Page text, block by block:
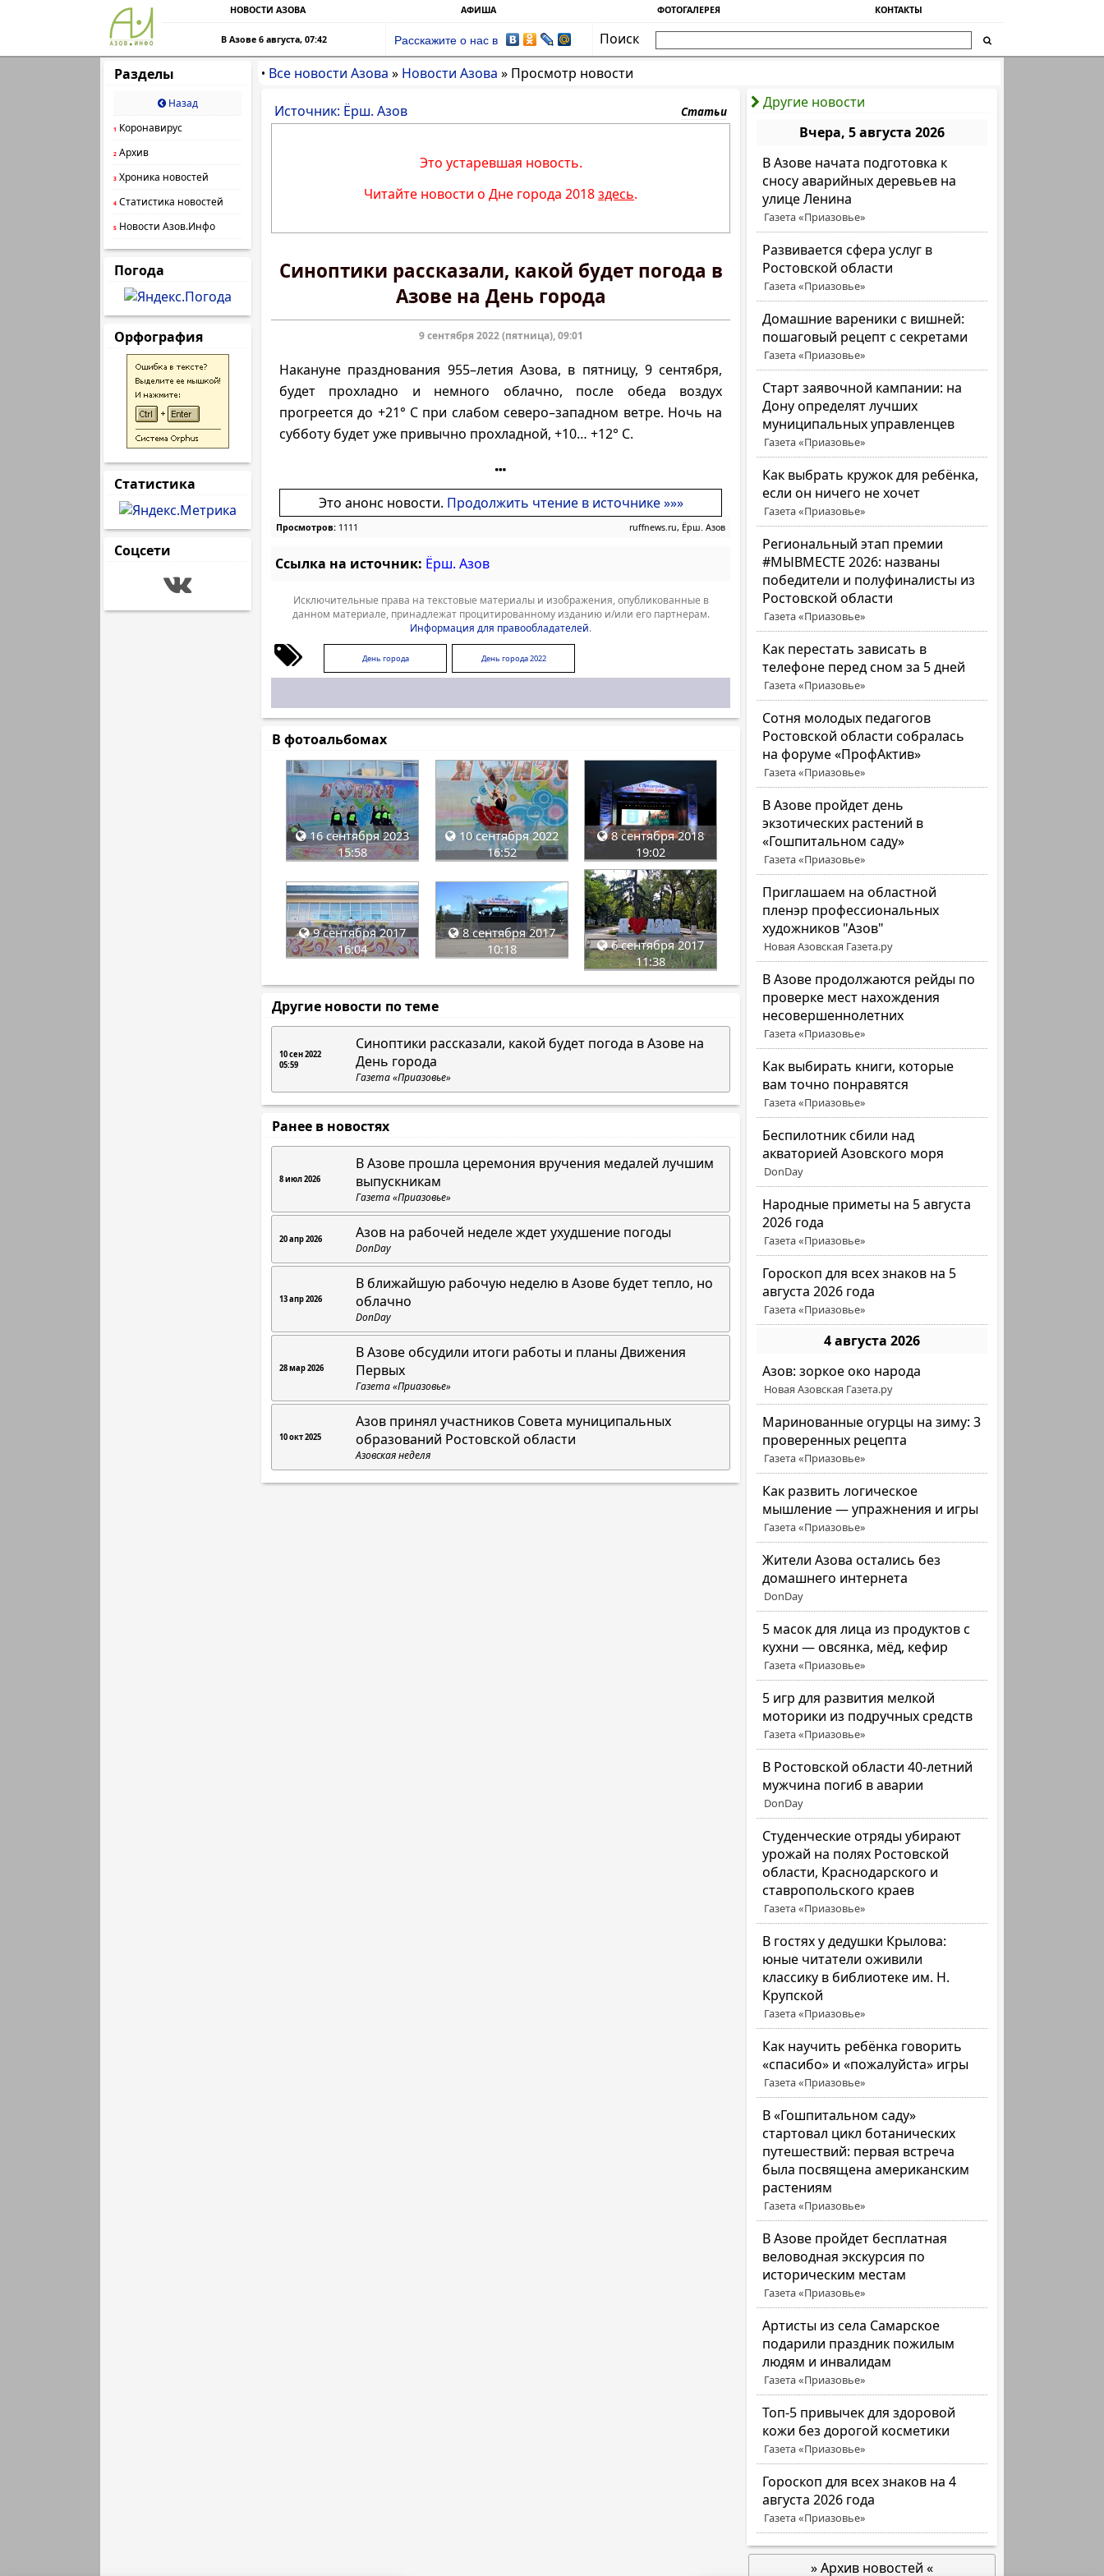
НОВОСТИ АЗОВА АФИША ФОТОГАЛЕРЕЯ КОНТАКТЫ
В Азове 6 августа, 07:42 Расскажите о нас в
Поиск
Разделы
Назад
1 Коронавирус
2 Архив
3 Хроника новостей
4 Статистика новостей
5 Новости Азов.Инфо
Погода
Орфография
Статистика
Соцсети
• Все новости Азова » Новости Азова » Просмотр новости
Другие новости
Вчера, 5 августа 2026
В Азове начата подготовка к
сносу аварийных деревьев на
улице Ленина
Газета «Приазовье»
Развивается сфера услуг в
Ростовской области
Газета «Приазовье»
Домашние вареники с вишней:
пошаговый рецепт с секретами
Газета «Приазовье»
Старт заявочной кампании: на
Дону определят лучших
муниципальных управленцев
Газета «Приазовье»
Как выбрать кружок для ребёнка,
если он ничего не хочет
Газета «Приазовье»
Региональный этап премии
#МЫВМЕСТЕ 2026: названы
победители и полуфиналисты из
Ростовской области
Газета «Приазовье»
Как перестать зависать в
телефоне перед сном за 5 дней
Газета «Приазовье»
Сотня молодых педагогов
Ростовской области собралась
на форуме «ПрофАктив»
Газета «Приазовье»
В Азове пройдет день
экзотических растений в
«Гошпитальном саду»
Газета «Приазовье»
Приглашаем на областной
пленэр профессиональных
художников "Азов"
Новая Азовская Газета.ру
В Азове продолжаются рейды по
проверке мест нахождения
несовершеннолетних
Газета «Приазовье»
Как выбирать книги, которые
вам точно понравятся
Газета «Приазовье»
Беспилотник сбили над
акваторией Азовского моря
DonDay
Народные приметы на 5 августа
2026 года
Газета «Приазовье»
Гороскоп для всех знаков на 5
августа 2026 года
Газета «Приазовье»
4 августа 2026
Азов: зоркое око народа
Новая Азовская Газета.ру
Маринованные огурцы на зиму: 3
проверенных рецепта
Газета «Приазовье»
Как развить логическое
мышление — упражнения и игры
Газета «Приазовье»
Жители Азова остались без
домашнего интернета
DonDay
5 масок для лица из продуктов с
кухни — овсянка, мёд, кефир
Газета «Приазовье»
5 игр для развития мелкой
моторики из подручных средств
Газета «Приазовье»
В Ростовской области 40-летний
мужчина погиб в аварии
DonDay
Студенческие отряды убирают
урожай на полях Ростовской
области, Краснодарского и
ставропольского краев
Газета «Приазовье»
В гостях у дедушки Крылова:
юные читатели оживили
классику в библиотеке им. Н.
Крупской
Газета «Приазовье»
Как научить ребёнка говорить
«спасибо» и «пожалуйста» игры
Газета «Приазовье»
В «Гошпитальном саду»
стартовал цикл ботанических
путешествий: первая встреча
была посвящена американским
растениям
Газета «Приазовье»
В Азове пройдет бесплатная
веловодная экскурсия по
историческим местам
Газета «Приазовье»
Артисты из села Самарское
подарили праздник пожилым
людям и инвалидам
Газета «Приазовье»
Топ-5 привычек для здоровой
кожи без дорогой косметики
Газета «Приазовье»
Гороскоп для всех знаков на 4
августа 2026 года
Газета «Приазовье»
» Архив новостей «
Источник: Ёрш. Азов Статьи
Это устаревшая новость.
Читайте новости о Дне города 2018здесь.
Синоптики рассказали, какой будет погода в
Азове на День города
9 сентября 2022 (пятница), 09:01
Накануне празднования 955–летия Азова, в пятницу, 9 сентября,
будет прохладно и немного облачно, после обеда воздух
прогреется до +21° С при слабом северо–западном ветре. Ночь на
субботу будет уже привычно прохладной, +10… +12° С.
Это анонс новости. Продолжить чтение в источнике »»»
Просмотров: 1111 ruffnews.ru, Ёрш. Азов
Ссылка на источник: Ёрш. Азов
Исключительные права на текстовые материалы и изображения, опубликованные в
данном материале, принадлежат процитированному изданию и/или его партнерам.
Информация для правообладателей.
День города День города 2022
В фотоальбомах
16 сентября 2023
15:58
10 сентября 2022
16:52
8 сентября 2018
19:02
9 сентября 2017
16:04
8 сентября 2017
10:18
6 сентября 2017
11:38
Другие новости по теме
10 сен 2022
05:59
Синоптики рассказали, какой будет погода в Азове на
День города
Газета «Приазовье»
Ранее в новостях
8 июл 2026
В Азове прошла церемония вручения медалей лучшим
выпускникам
Газета «Приазовье»
20 апр 2026 Азов на рабочей неделе ждет ухудшение погоды
DonDay
13 апр 2026
В ближайшую рабочую неделю в Азове будет тепло, но
облачно
DonDay
28 мар 2026
В Азове обсудили итоги работы и планы Движения
Первых
Газета «Приазовье»
10 окт 2025
Азов принял участников Совета муниципальных
образований Ростовской области
Азовская неделя